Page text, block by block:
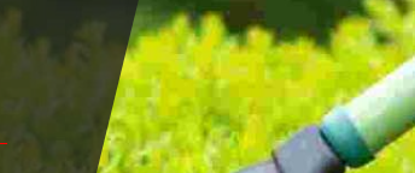
haie : quand devez-
procéder ?